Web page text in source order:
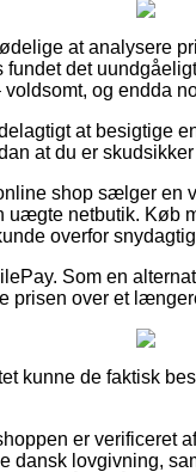
at analysere
det
og endda
at besigtige
at du er
shop sælger en
netbutik. Køb
overfor
Som en
prisen over et
kunne de faktisk
er verificeret
dansk lovgivning,